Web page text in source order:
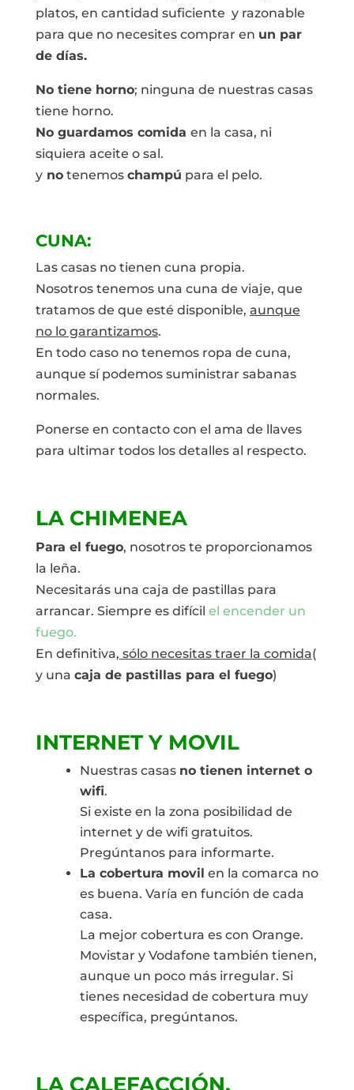
platos, en cantidad suficiente y razonable
para que no necesites comprar en un par
de días.
No tiene horno; ninguna de nuestras casas
tiene horno.
No guardamos comida en la casa, ni
siquiera aceite o sal.
ynotenemos champú para el pelo.
CUNA:
Las casas no tienen cuna propia.
Nosotros tenemos una cuna de viaje, que
tratamos de que esté disponible, aunque
no lo garantizamos.
En todo caso no tenemos ropa de cuna,
aunque sí podemos suministrar sabanas
normales.
Ponerse en contacto con el ama de llaves
para ultimar todos los detalles al respecto.
LA CHIMENEA
Para el fuego, nosotros te proporcionamos
la leña.
Necesitarás una caja de pastillas para
arrancar. Siempre es difícil el encender un
fuego.
En definitiva, sólo necesitas traer la comida(
y una caja de pastillas para el fuego)
INTERNET Y MOVIL
Nuestras casas no tienen internet o
wifi.
Si existe en la zona posibilidad de
internet y de wifi gratuitos.
Pregúntanos para informarte.
La cobertura movil en la comarca no
es buena. Varía en función de cada
casa.
La mejor cobertura es con Orange.
Movistar y Vodafone también tienen,
aunque un poco más irregular. Si
tienes necesidad de cobertura muy
específica, pregúntanos.
LA CALEFACCIÓN.